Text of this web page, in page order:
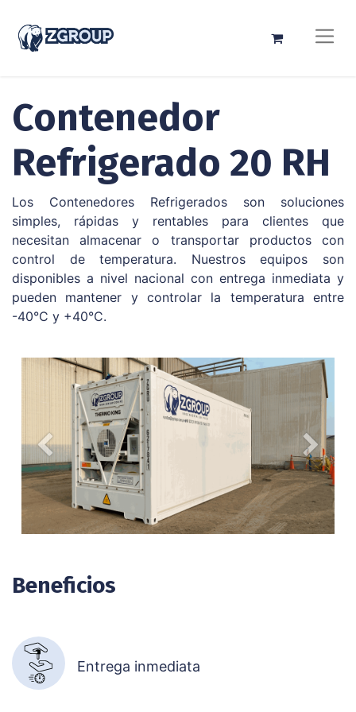
Contenedor
Refrigerado 20 RH
Los Contenedores Refrigerados son soluciones
simples, rápidas y rentables para clientes que
necesitan almacenar o transportar productos con
control de temperatura. Nuestros equipos son
disponibles a nivel nacional con entrega inmediata y
pueden mantener y controlar la temperatura entre
-40°C y +40°C.
Anterior
Beneficios
Entrega inmediata